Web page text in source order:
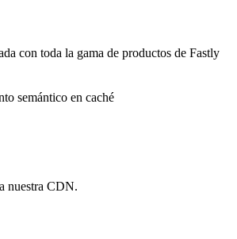
con toda la gama de productos de Fastly
semántico en caché
nuestra CDN.